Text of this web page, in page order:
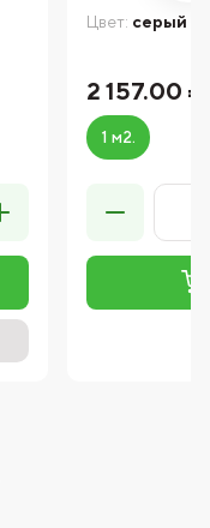
Цвет: серый
2 157.00 ₽
1 м2.